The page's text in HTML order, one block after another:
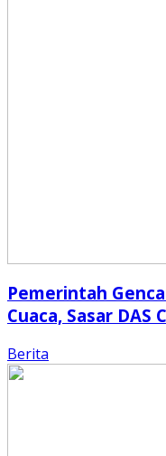
Pemerintah
Cuaca, Sasar DAS
Berita